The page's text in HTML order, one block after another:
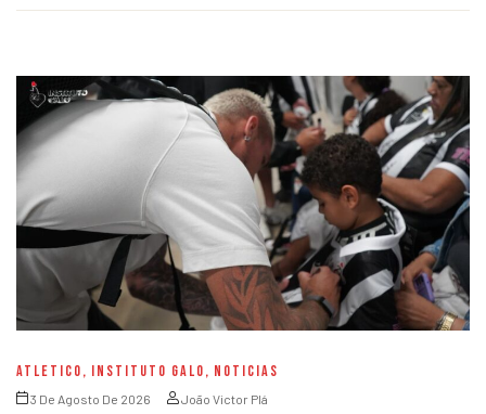
ATLETICO, INSTITUTO GALO, NOTICIAS
3 De Agosto De 2026 João Victor Plá